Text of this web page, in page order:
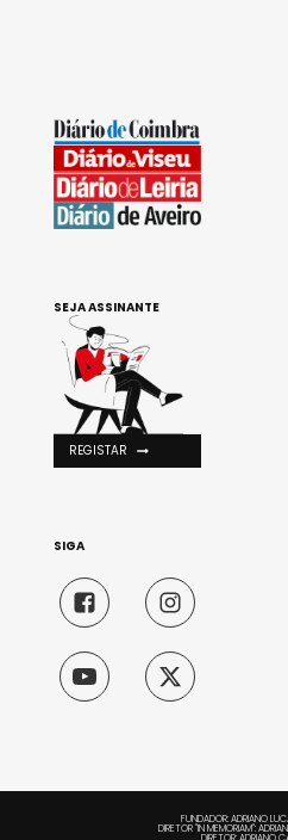
SEJA ASSINANTE
REGISTAR
SIGA
FUNDADOR: ADRIANO
DIRETOR "IN MEMORIAM":